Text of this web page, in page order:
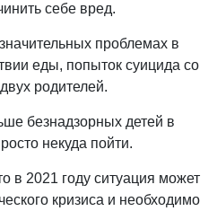
себе вред.
проблемах в
еды, попыток суицида со
родителей.
безнадзорных детей в
некуда пойти.
в 2021 году ситуация может
кризиса и необходимо